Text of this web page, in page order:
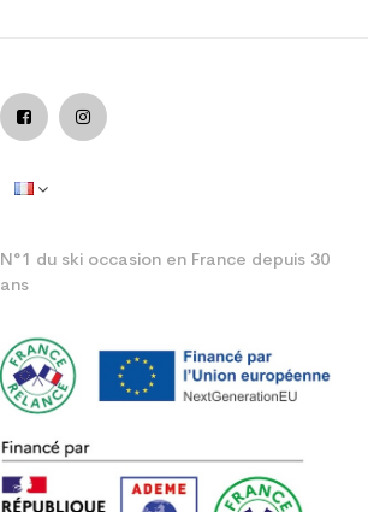
N°1 du ski occasion en France depuis 30
ans